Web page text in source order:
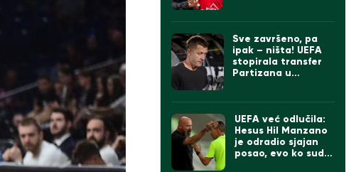
Sve završeno, pa
ipak – ništa! UEFA
stopirala transfer
Partizana u
UEFA već odlučila:
Hesus Hil Manzano
je odradio sjajan
posao, evo ko sudi